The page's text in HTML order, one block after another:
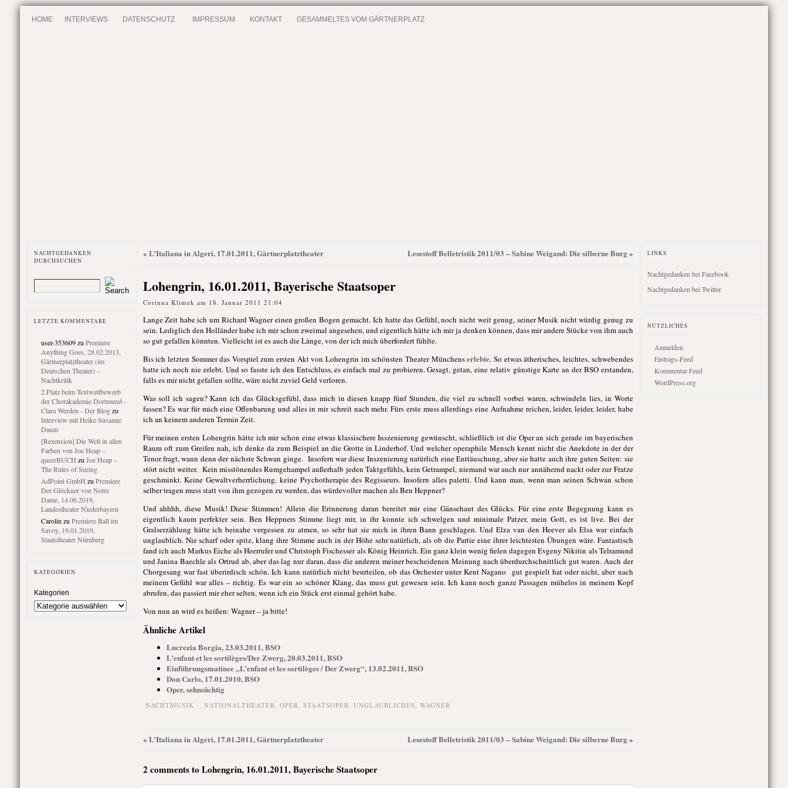
HOME INTERVIEWS DATENSCHUTZ IMPRESSUM KONTAKT GESAMMELTES VOM GÄRTNERPLATZ
NACHTGEDANKEN
DURCHSUCHEN
LETZTE KOMMENTARE
user-353609zu Premiere
Anything Goes, 28.02.2013,
Gärtnerplatztheater (im
Deutschen Theater) –
Nachtkritik
2.Platz beim Textwettbewerb
der Chorakademie Dortmund -
Clara Werden - Der Blogzu
Interview mit Heike Susanne
Daum
[Rezension] Die Welt in allen
Farben von Joe Heap –
queerBUCH zu Joe Heap –
The Rules of Seeing
AdPoint GmbH zu Premiere
Der Glöckner von Notre
Dame, 14.06.2019,
Landestheater Niederbayern
Carolin zu Premiere Ball im
Savoy, 19.01.2019,
Staatstheater Nürnberg
KATEGORIEN
Kategorien
« L’Italiana in Algeri, 17.01.2011, Gärtnerplatztheater Lesestoff Belletristik 2011/03 – Sabine Weigand: Die silberne Burg»
Lohengrin, 16.01.2011, Bayerische Staatsoper
Corinna Klimek am 18. Januar 2011 21:04
Lange Zeit habe ich um Richard Wagner einen großen Bogen gemacht. Ich hatte das Gefühl, noch nicht weit genug, seiner Musik nicht würdig genug zu
sein. Lediglich den Holländer habe ich mir schon zweimal angesehen, und eigentlich hätte ich mir ja denken können, dass mir andere Stücke von ihm auch
so gut gefallen könnten. Vielleicht ist es auch die Länge, von der ich mich überfordert fühlte.
Bis ich letzten Sommer das Vorspiel zum ersten Akt von Lohengrin im schönsten Theater Münchenserlebte. So etwas ätherisches, leichtes, schwebendes
hatte ich noch nie erlebt. Und so fasste ich den Entschluss, es einfach mal zu probieren. Gesagt, getan, eine relativ günstige Karte an der BSO erstanden,
falls es mir nicht gefallen sollte, wäre nicht zuviel Geld verloren.
Was soll ich sagen? Kann ich das Glücksgefühl, dass mich in diesen knapp fünf Stunden, die viel zu schnell vorbei waren, schwindeln lies, in Worte
fassen? Es war für mich eine Offenbarung und alles in mir schreit nach mehr. Fürs erste muss allerdings eine Aufnahme reichen, leider, leider, leider, habe
ich an keinem anderen Termin Zeit.
Für meinen ersten Lohengrin hätte ich mir schon eine etwas klassischere Inszenierung gewünscht, schließlich ist die Oper an sich gerade im bayerischen
Raum oft zum Greifen nah, ich denke da zum Beispiel an die Grotte in Linderhof. Und welcher operaphile Mensch kennt nicht die Anekdote in der der
Tenor fragt, wann denn der nächste Schwan ginge. Insofern war diese Inszenierung natürlich eine Enttäuschung, aber sie hatte auch ihre guten Seiten: sie
stört nicht weiter. Kein misstönendes Rumgehampel außerhalb jeden Taktgefühls, kein Getrampel, niemand war auch nur annähernd nackt oder zur Fratze
geschminkt. Keine Gewaltverherrlichung, keine Psychotherapie des Regisseurs. Insofern alles paletti. Und kann man, wenn man seinen Schwan schon
selber tragen muss statt von ihm gezogen zu werden, das würdevoller machen als Ben Heppner?
Und ahhhh, diese Musik! Diese Stimmen! Allein die Erinnerung daran bereitet mir eine Gänsehaut des Glücks. Für eine erste Begegnung kann es
eigentlich kaum perfekter sein. Ben Heppners Stimme liegt mir, in ihr konnte ich schwelgen und minimale Patzer, mein Gott, es ist live. Bei der
Gralserzählung hätte ich beinahe vergessen zu atmen, so sehr hat sie mich in ihren Bann geschlagen. Und Elza van den Heever als Elsa war einfach
unglaublich. Nie scharf oder spitz, klang ihre Stimme auch in der Höhe sehr natürlich, als ob die Partie eine ihrer leichtesten Übungen wäre. Fantastisch
fand ich auch Markus Eiche als Heerrufer und Christoph Fischesser als König Heinrich. Ein ganz klein wenig fielen dagegen Evgeny Nikitin als Telramund
und Janina Baechle als Ortrud ab, aber das lag nur daran, dass die anderen meiner bescheidenen Meinung nach überdurchschnittlich gut waren. Auch der
Chorgesang war fast überirdisch schön. Ich kann natürlich nicht beurteilen, ob das Orchester unter Kent Nagano gut gespielt hat oder nicht, aber nach
meinem Gefühl war alles – richtig. Es war ein so schöner Klang, das muss gut gewesen sein. Ich kann noch ganze Passagen mühelos in meinem Kopf
abrufen, das passiert mir eher selten, wenn ich ein Stück erst einmal gehört habe.
Von nun an wird es heißen: Wagner – ja bitte!
Ähnliche Artikel
Lucrezia Borgia, 23.03.2011, BSO
L’enfant et les sortilèges/Der Zwerg, 20.03.2011, BSO
Einführungsmatinee „L’enfant et les sortilèges / Der Zwerg“, 13.02.2011, BSO
Don Carlo, 17.01.2010, BSO
Oper, sehnsüchtig
NACHTMUSIK NATIONALTHEATER, OPER, STAATSOPER, UNGLAUBLICHES, WAGNER
« L’Italiana in Algeri, 17.01.2011, Gärtnerplatztheater Lesestoff Belletristik 2011/03 – Sabine Weigand: Die silberne Burg»
2 comments to Lohengrin, 16.01.2011, Bayerische Staatsoper
LINKS
Nachtgedanken bei Facebook
Nachtgedanken bei Twitter
NÜTZLICHES
Anmelden
Eintrags-Feed
Kommentar-Feed
WordPress.org